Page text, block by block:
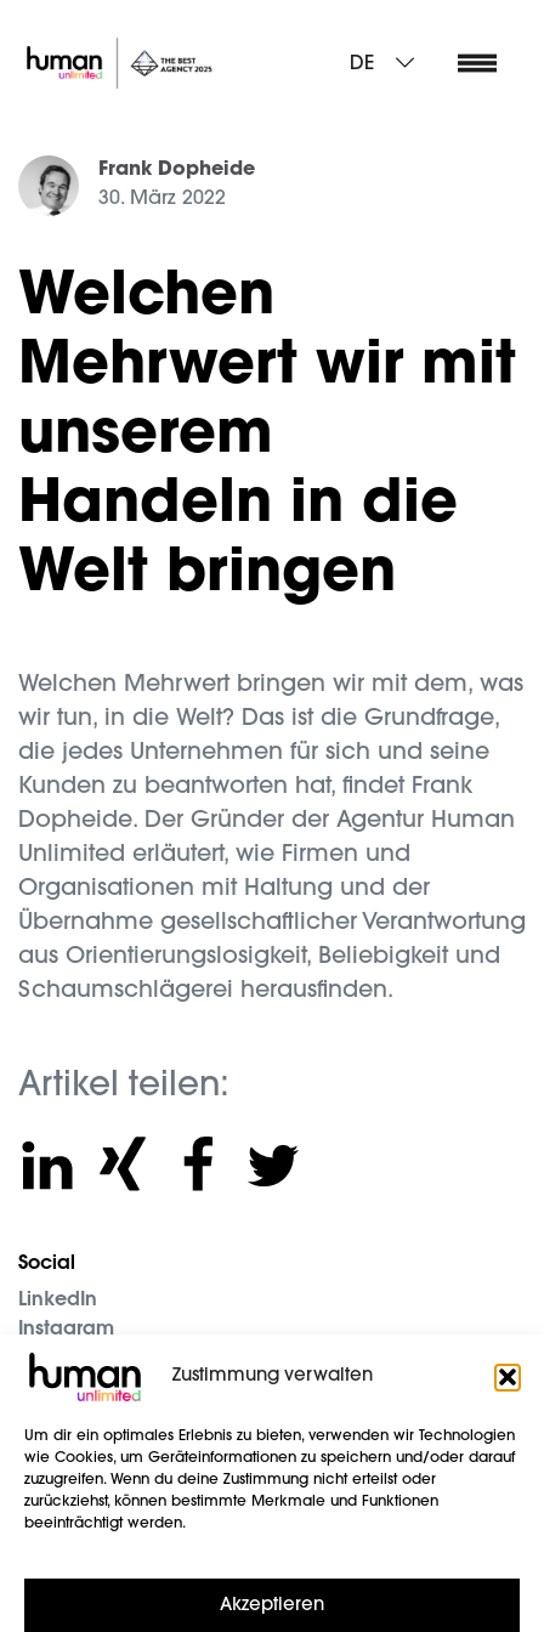
Zustimmung verwalten
Um dir ein optimales Erlebnis zu bieten, verwenden wir Technologien
wie Cookies, um Geräteinformationen zu speichern und/oder darauf
zuzugreifen. Wenn du deine Zustimmung nicht erteilst oder
zurückziehst, können bestimmte Merkmale und Funktionen
beeinträchtigt werden.
Akzeptieren
DE
Frank Dopheide
30. März 2022
Welchen
Mehrwert wir mit
unserem
Handeln in die
Welt bringen
Welchen Mehrwert bringen wir mit dem, was
wir tun, in die Welt? Das ist die Grundfrage,
die jedes Unternehmen für sich und seine
Kunden zu beantworten hat, findet Frank
Dopheide. Der Gründer der Agentur Human
Unlimited erläutert, wie Firmen und
Organisationen mit Haltung und der
Übernahme gesellschaftlicher Verantwortung
aus Orientierungslosigkeit, Beliebigkeit und
Schaumschlägerei herausfinden.
Artikel teilen:
Social
LinkedIn
Instagram
Unternehmen
Impressum
Datenschutz
AGB
Kontakt
human unlimited GmbH